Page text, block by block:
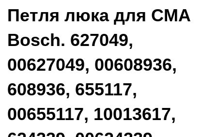
Петля люка для СМА
Bosch. 627049,
00627049, 00608936,
608936, 655117,
00655117, 10013617,